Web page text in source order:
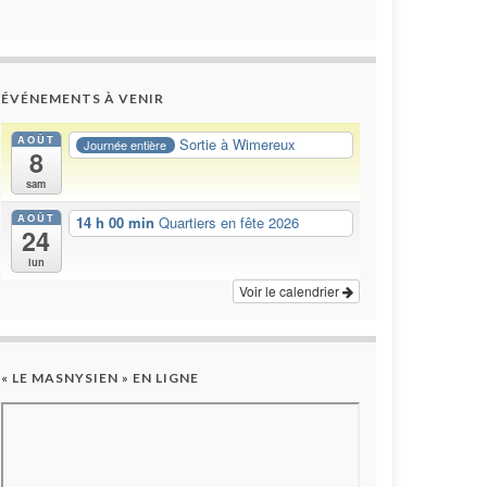
ÉVÉNEMENTS À VENIR
AOÛT
8
sam
Journée entière Sortie à Wimereux
AOÛT
24
lun
14 h 00 min Quartiers en fête 2026
Voir le calendrier
« LE MASNYSIEN » EN LIGNE